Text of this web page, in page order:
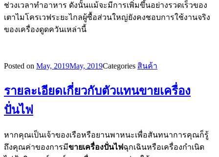
ช่วงเวลาทำอาหาร ดังนั้นแม้จะมีการเพิ่มขึ้นอย่างรวดเร็วของ
เตาไมโครเวฟระยะไกลผู้ซื้อส่วนใหญ่ยังคงชอบการใช้งานจริง
ของเครื่องดูดควันเหล่านี้
Posted on May, 2019May, 2019Categories สินค้า
รายละเอียดเกี่ยวกับตัวแทนขายเครื่อง
ปั่นไฟ
หากคุณเป็นเจ้าของเรือหรือยานพาหนะเพื่อสันทนาการคุณก็รู้
ถึงคุณค่าของการมีขายเครื่องปั่นไฟฉุกเฉินหรือเครื่องกำเนิด